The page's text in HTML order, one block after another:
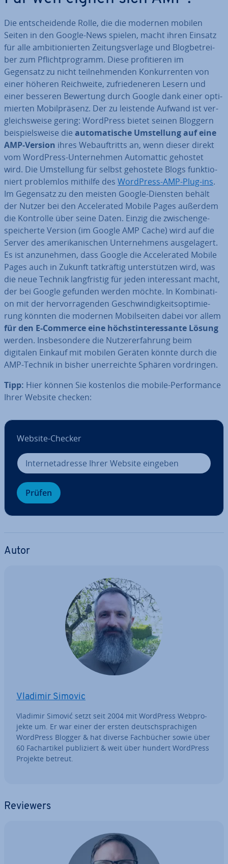
Die ent­schei­den­de Rolle, die die modernen mobilen
Seiten in den Google-News spielen, macht ihren Einsatz
für alle am­bi­tio­nier­ten Zei­tungs­ver­la­ge und Blog­be­trei­
ber zum Pflicht­pro­gramm. Diese pro­fi­tie­ren im
Gegensatz zu nicht teil­neh­men­den Kon­kur­ren­ten von
einer höheren Reich­wei­te, zu­frie­de­ne­ren Lesern und
einer besseren Bewertung durch Google dank einer op­ti­
mier­ten Mo­bil­prä­senz. Der zu leistende Aufwand ist ver­
gleichs­wei­se gering: WordPress bietet seinen Bloggern
bei­spiels­wei­se die au­to­ma­ti­sche Um­stel­lung auf eine
AMP-Version ihres Web­auf­tritts an, wenn dieser direkt
vom WordPress-Un­ter­neh­men Au­to­mat­tic gehostet
wird. Die Um­stel­lung für selbst gehostete Blogs funk­tio­
niert pro­blem­los mithilfe des WordPress-AMP-Plug-ins.
Im Gegensatz zu den meisten Google-Diensten behält
der Nutzer bei den Ac­ce­le­ra­ted Mobile Pages außerdem
die Kontrolle über seine Daten. Einzig die zwi­schen­ge­
spei­cher­te Version (im Google AMP Cache) wird auf die
Server des ame­ri­ka­ni­schen Un­ter­neh­mens aus­ge­la­gert.
Es ist an­zu­neh­men, dass Google die Ac­ce­le­ra­ted Mobile
Pages auch in Zukunft tat­kräf­tig un­ter­stüt­zen wird, was
die neue Technik lang­fris­tig für jeden in­ter­es­sant macht,
der bei Google gefunden werden möchte. In Kom­bi­na­ti­
on mit der her­vor­ra­gen­den Ge­schwin­dig­keits­op­ti­mie­
rung könnten die modernen Mo­bil­sei­ten dabei vor allem
für den E-Commerce eine höchst­in­ter­es­san­te Lösung
werden. Ins­be­son­de­re die Nut­zer­er­fah­rung beim
digitalen Einkauf mit mobilen Geräten könnte durch die
AMP-Technik in bisher un­er­reich­te Sphären vor­drin­gen.
Tipp: Hier können Sie kostenlos die mobile-Per­for­mance
Ihrer Website checken:
Website-Checker
Prüfen
Autor
Vladimir Simovic
Vladimir Simović setzt seit 2004 mit WordPress Web­pro­
jek­te um. Er war einer der ersten deutsch­spra­chi­gen
WordPress Blogger & hat diverse Fach­bü­cher sowie über
60 Fach­ar­ti­kel pu­bli­ziert & weit über hundert WordPress
Projekte betreut.
Reviewers